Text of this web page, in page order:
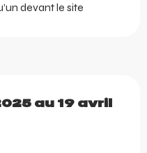
devant le site
au 19 avril
au 19 avril